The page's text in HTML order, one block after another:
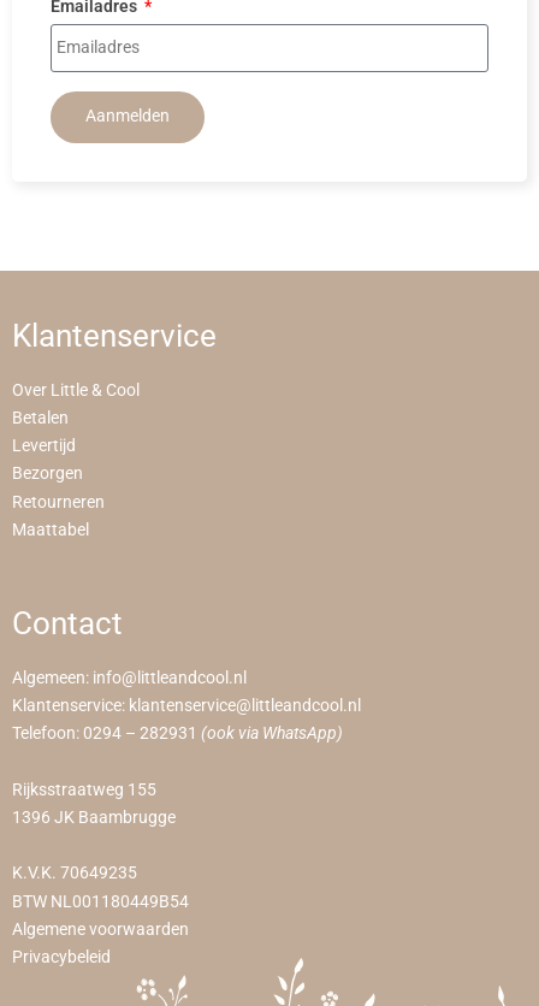
Emailadres
Aanmelden
Klantenservice
Over Little & Cool
Betalen
Levertijd
Bezorgen
Retourneren
Maattabel
Contact
Algemeen: info@littleandcool.nl
Klantenservice: klantenservice@littleandcool.nl
Telefoon: 0294 – 282931 (ook via WhatsApp)
Rijksstraatweg 155
1396 JK Baambrugge
K.V.K. 70649235
BTW NL001180449B54
Algemene voorwaarden
Privacybeleid